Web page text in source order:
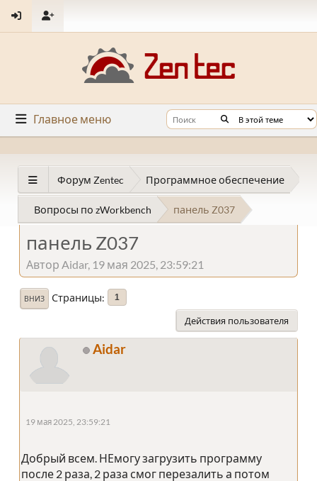
Главное меню
Форум Zentec Программное обеспечение
Вопросы по zWorkbench панель Z037
панель Z037
Автор Aidar, 19 мая 2025, 23:59:21
ВНИЗ Страницы 1
Действия пользователя
Aidar
19 мая 2025, 23:59:21
Добрый всем. НЕмогу загрузить программу
после 2 раза, 2 раза смог перезалить а потом